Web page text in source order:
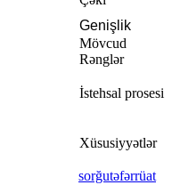
Genişlik
Mövcud
Rənglər
İstehsal prosesi
Xüsusiyyətlər
sorğutəfərrüat